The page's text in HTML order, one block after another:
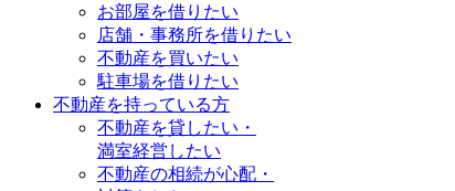
お部屋を借りたい
店舗・事務所を借りたい
不動産を買いたい
駐車場を借りたい
不動産を持っている方
不動産を貸したい・
満室経営したい
不動産の相続が心配・